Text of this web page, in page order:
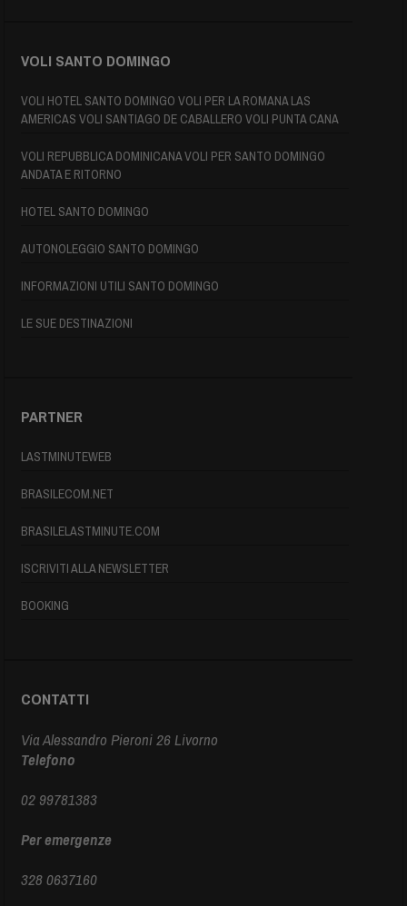
VOLI SANTO DOMINGO
VOLI HOTEL SANTO DOMINGO VOLI PER LA ROMANA LAS
AMERICAS VOLI SANTIAGO DE CABALLERO VOLI PUNTA CANA
VOLI REPUBBLICA DOMINICANA VOLI PER SANTO DOMINGO
ANDATA E RITORNO
HOTEL SANTO DOMINGO
AUTONOLEGGIO SANTO DOMINGO
INFORMAZIONI UTILI SANTO DOMINGO
LE SUE DESTINAZIONI
PARTNER
LASTMINUTEWEB
BRASILECOM.NET
BRASILELASTMINUTE.COM
ISCRIVITI ALLA NEWSLETTER
BOOKING
CONTATTI
Via Alessandro Pieroni 26 Livorno
Telefono
02 99781383
Per emergenze
328 0637160